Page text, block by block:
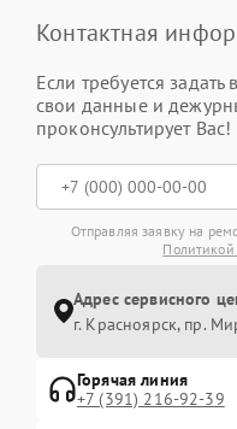
Контактная
Если требуется задать
свои данные и
проконсультирует Вас!
Отправляя заявку на
Политикой
Адрес сервисного
г. Красноярск, ​пр.
Горячая линия
+7 (391) 216-92-39